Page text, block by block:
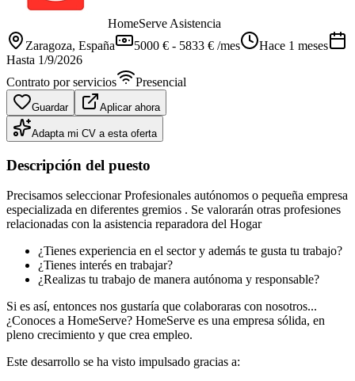
HomeServe Asistencia
Zaragoza, España 5000 € - 5833 € /mes
Hace 1 meses
Hasta 1/9/2026
Contrato por servicios
Presencial
Guardar Aplicar ahora
Adapta mi CV a esta oferta
Descripción del puesto
Precisamos seleccionar Profesionales autónomos o pequeña empresa
especializada en diferentes gremios . Se valorarán otras profesiones
relacionadas con la asistencia reparadora del Hogar
¿Tienes experiencia en el sector y además te gusta tu trabajo?
¿Tienes interés en trabajar?
¿Realizas tu trabajo de manera autónoma y responsable?
Si es así, entonces nos gustaría que colaboraras con nosotros...
¿Conoces a HomeServe? HomeServe es una empresa sólida, en
pleno crecimiento y que crea empleo.
Este desarrollo se ha visto impulsado gracias a: